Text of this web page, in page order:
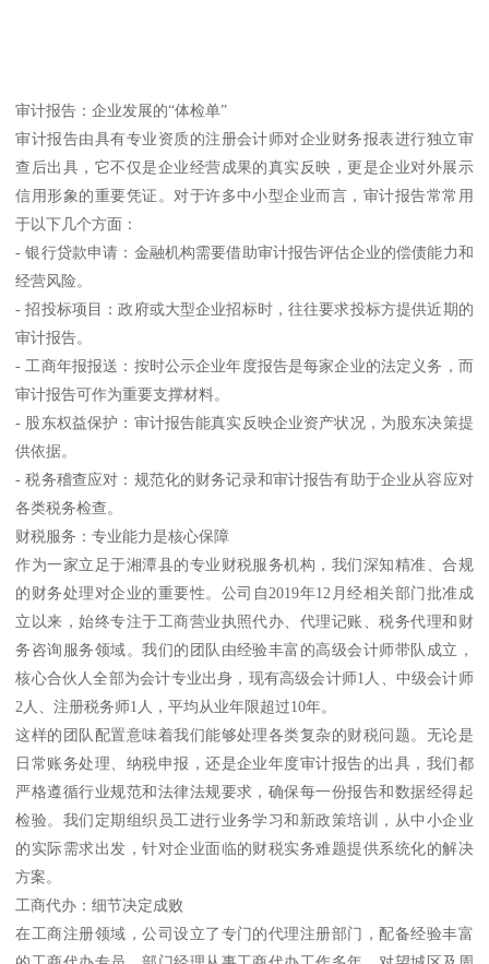
审计报告：企业发展的“体检单”
审计报告由具有专业资质的注册会计师对企业财务报表进行独立审
查后出具，它不仅是企业经营成果的真实反映，更是企业对外展示
信用形象的重要凭证。对于许多中小型企业而言，审计报告常常用
于以下几个方面：
- 银行贷款申请：金融机构需要借助审计报告评估企业的偿债能力和
经营风险。
- 招投标项目：政府或大型企业招标时，往往要求投标方提供近期的
审计报告。
- 工商年报报送：按时公示企业年度报告是每家企业的法定义务，而
审计报告可作为重要支撑材料。
- 股东权益保护：审计报告能真实反映企业资产状况，为股东决策提
供依据。
- 税务稽查应对：规范化的财务记录和审计报告有助于企业从容应对
各类税务检查。
财税服务：专业能力是核心保障
作为一家立足于湘潭县的专业财税服务机构，我们深知精准、合规
的财务处理对企业的重要性。公司自2019年12月经相关部门批准成
立以来，始终专注于工商营业执照代办、代理记账、税务代理和财
务咨询服务领域。我们的团队由经验丰富的高级会计师带队成立，
核心合伙人全部为会计专业出身，现有高级会计师1人、中级会计师
2人、注册税务师1人，平均从业年限超过10年。
这样的团队配置意味着我们能够处理各类复杂的财税问题。无论是
日常账务处理、纳税申报，还是企业年度审计报告的出具，我们都
严格遵循行业规范和法律法规要求，确保每一份报告和数据经得起
检验。我们定期组织员工进行业务学习和新政策培训，从中小企业
的实际需求出发，针对企业面临的财税实务难题提供系统化的解决
方案。
工商代办：细节决定成败
在工商注册领域，公司设立了专门的代理注册部门，配备经验丰富